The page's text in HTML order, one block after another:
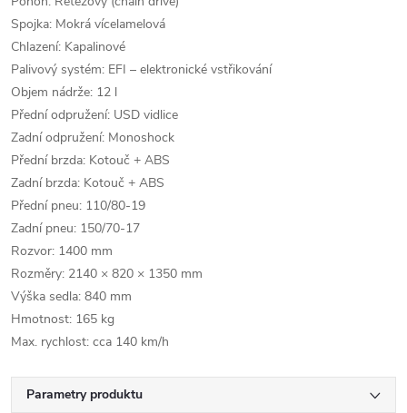
Spojka: Mokrá vícelamelová
Chlazení: Kapalinové
Palivový systém: EFI – elektronické vstřikování
Objem nádrže: 12 l
Přední odpružení: USD vidlice
Zadní odpružení: Monoshock
Přední brzda: Kotouč + ABS
Zadní brzda: Kotouč + ABS
Přední pneu: 110/80‑19
Zadní pneu: 150/70‑17
Rozvor: 1400 mm
Rozměry: 2140 × 820 × 1350 mm
Výška sedla: 840 mm
Hmotnost: 165 kg
Max. rychlost: cca 140 km/h
Parametry produktu